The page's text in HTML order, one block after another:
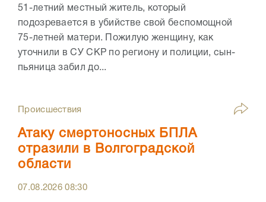
51-летний местный житель, который
подозревается в убийстве свой беспомощной
75-летней матери. Пожилую женщину, как
уточнили в СУ СКР по региону и полиции, сын-
пьяница забил до...
Происшествия
Атаку смертоносных БПЛА
отразили в Волгоградской
области
07.08.202608:30